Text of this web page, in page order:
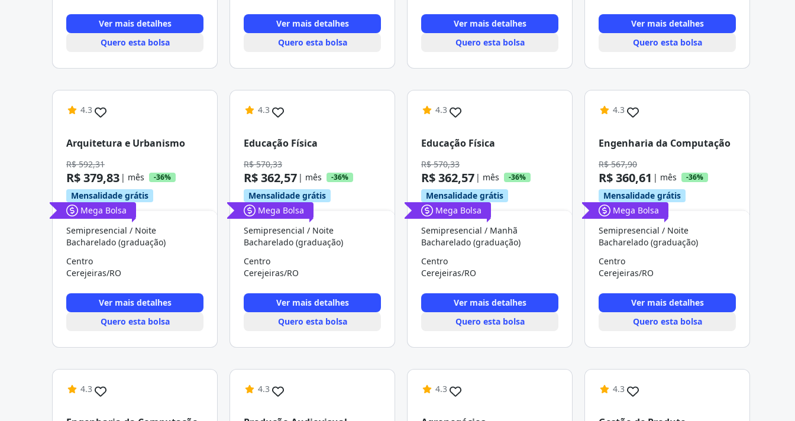
Ver mais detalhes
Quero esta bolsa
Ver mais detalhes
Quero esta bolsa
Ver mais detalhes
Quero esta bolsa
Ver mais detalhes
Quero esta bolsa
4.3
Arquitetura e Urbanismo
R$ 592,31
R$ 379,83 | mês -36%
Mensalidade grátis
Mega Bolsa
Semipresencial / Noite
Bacharelado (graduação)
Centro
Cerejeiras/RO
Ver mais detalhes
Quero esta bolsa
4.3
Educação Física
R$ 570,33
R$ 362,57 | mês -36%
Mensalidade grátis
Mega Bolsa
Semipresencial / Noite
Bacharelado (graduação)
Centro
Cerejeiras/RO
Ver mais detalhes
Quero esta bolsa
4.3
Educação Física
R$ 570,33
R$ 362,57 | mês -36%
Mensalidade grátis
Mega Bolsa
Semipresencial / Manhã
Bacharelado (graduação)
Centro
Cerejeiras/RO
Ver mais detalhes
Quero esta bolsa
4.3
Engenharia da Computação
R$ 567,90
R$ 360,61 | mês -36%
Mensalidade grátis
Mega Bolsa
Semipresencial / Noite
Bacharelado (graduação)
Centro
Cerejeiras/RO
Ver mais detalhes
Quero esta bolsa
4.3 4.3 4.3 4.3